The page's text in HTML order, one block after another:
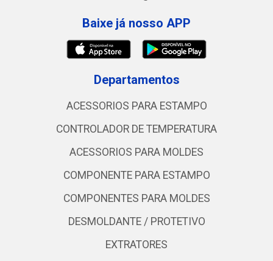
Baixe já nosso APP
Departamentos
ACESSORIOS PARA ESTAMPO
CONTROLADOR DE TEMPERATURA
ACESSORIOS PARA MOLDES
COMPONENTE PARA ESTAMPO
COMPONENTES PARA MOLDES
DESMOLDANTE / PROTETIVO
EXTRATORES